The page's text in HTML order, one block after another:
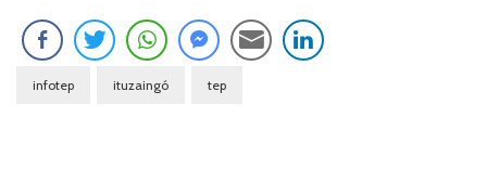
infotep ituzaingó tep